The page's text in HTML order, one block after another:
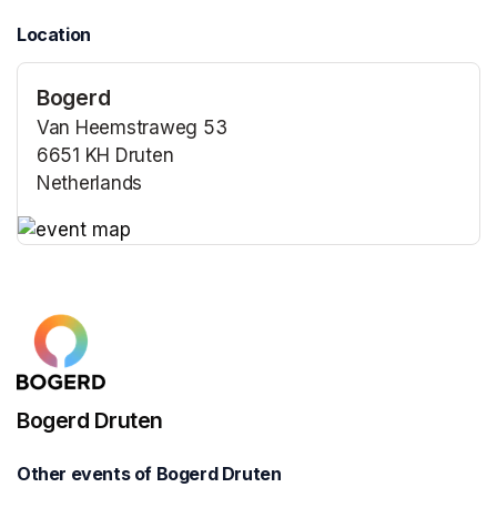
Location
Bogerd
Van Heemstraweg 53
6651 KH Druten
Netherlands
Bogerd Druten
Other events of Bogerd Druten